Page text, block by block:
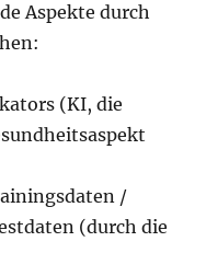
Aspekte durch
(KI, die
/
(durch die